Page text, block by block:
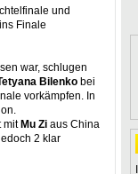
und
Finale
war, schlugen
Bilenko bei
vorkämpfen. In
mit Mu Zi aus China
2 klar